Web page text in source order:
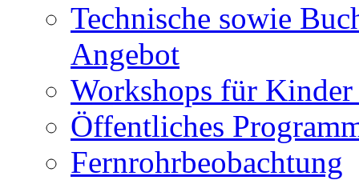
Technische sowie
Angebot
Workshops für
Öffentliches
Fernrohrbeobachtung